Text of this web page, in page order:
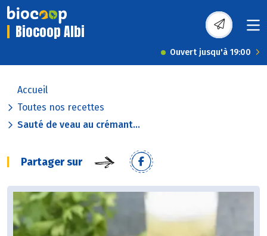
Biocoop Albi
Ouvert jusqu'à 19:00
Accueil
Toutes nos recettes
Sauté de veau au crémant...
Partager sur